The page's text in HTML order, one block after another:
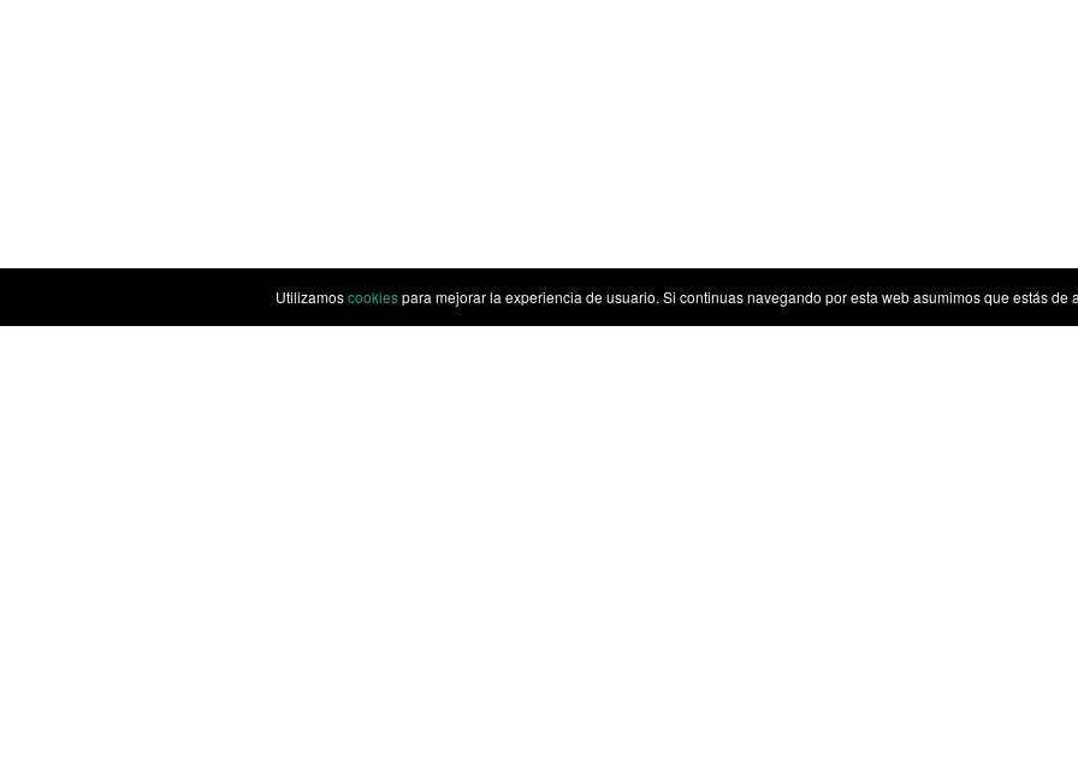
Utilizamoscookiespara mejorar la experiencia de usuario. Si continuas navegando por esta web asumimos que estás de